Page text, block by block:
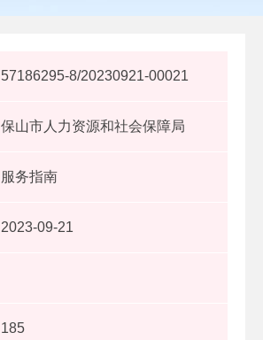
57186295-8/20230921-00021
保山市人力资源和社会保障局
服务指南
2023-09-21
185